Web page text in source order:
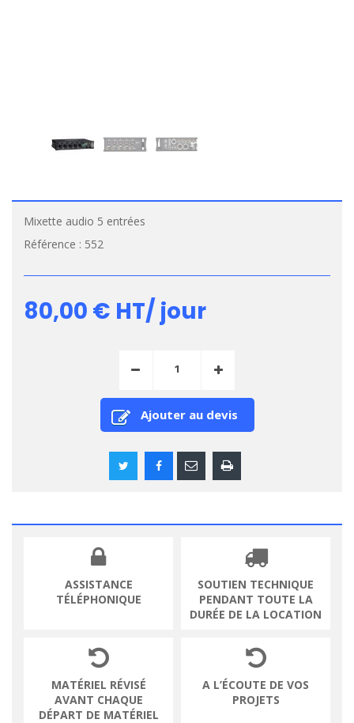
Mixette audio 5 entrées
Référence : 552
80,00 € HT/ jour
Ajouter au devis
ASSISTANCE
TÉLÉPHONIQUE
SOUTIEN TECHNIQUE
PENDANT TOUTE LA
DURÉE DE LA LOCATION
MATÉRIEL RÉVISÉ
AVANT CHAQUE
DÉPART DE MATÉRIEL
A L’ÉCOUTE DE VOS
PROJETS